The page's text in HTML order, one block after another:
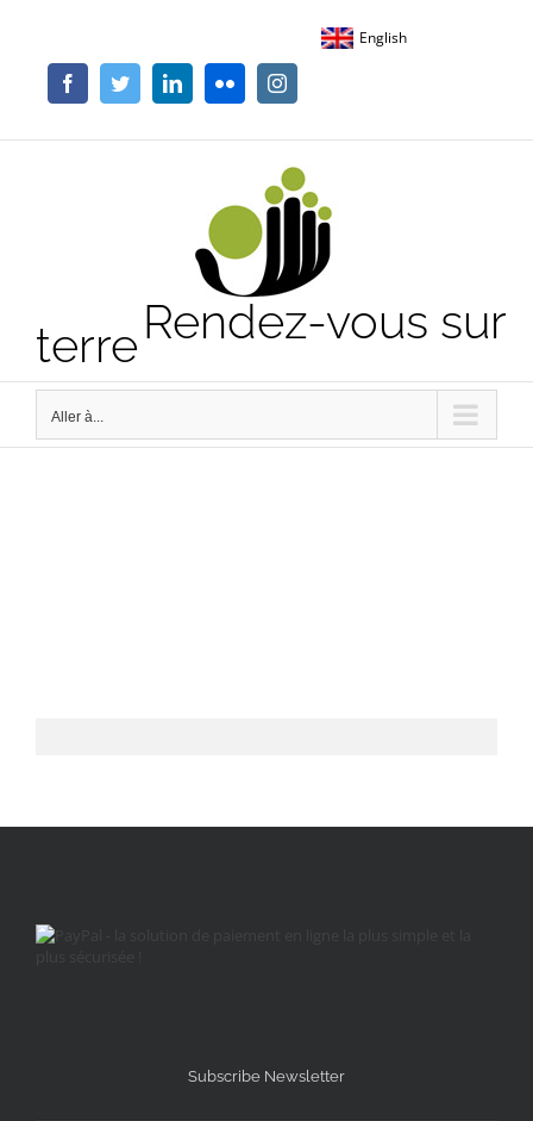
contenu
English
FacebookTwitterLinkedInFlickr Instagram
Rendez-vous sur
terre
Aller à...
Subscribe Newsletter